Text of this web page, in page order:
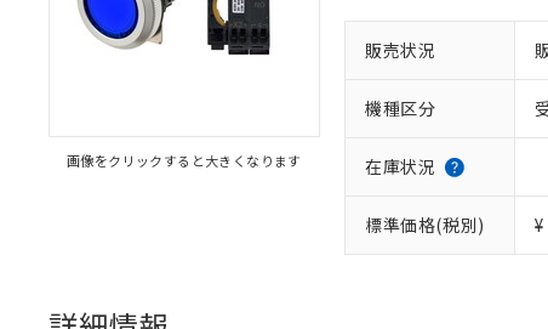
画像をクリックすると大きくなります
販売状況
機種区分
在庫状況
標準価格(税別)